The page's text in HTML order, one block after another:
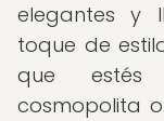
elegantes y
toque de
que estés
cosmopolita